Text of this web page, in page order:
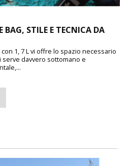
BAG, STILE E TECNICA DA
con 1, 7 L vi offre lo spazio necessario
davvero sottomano e